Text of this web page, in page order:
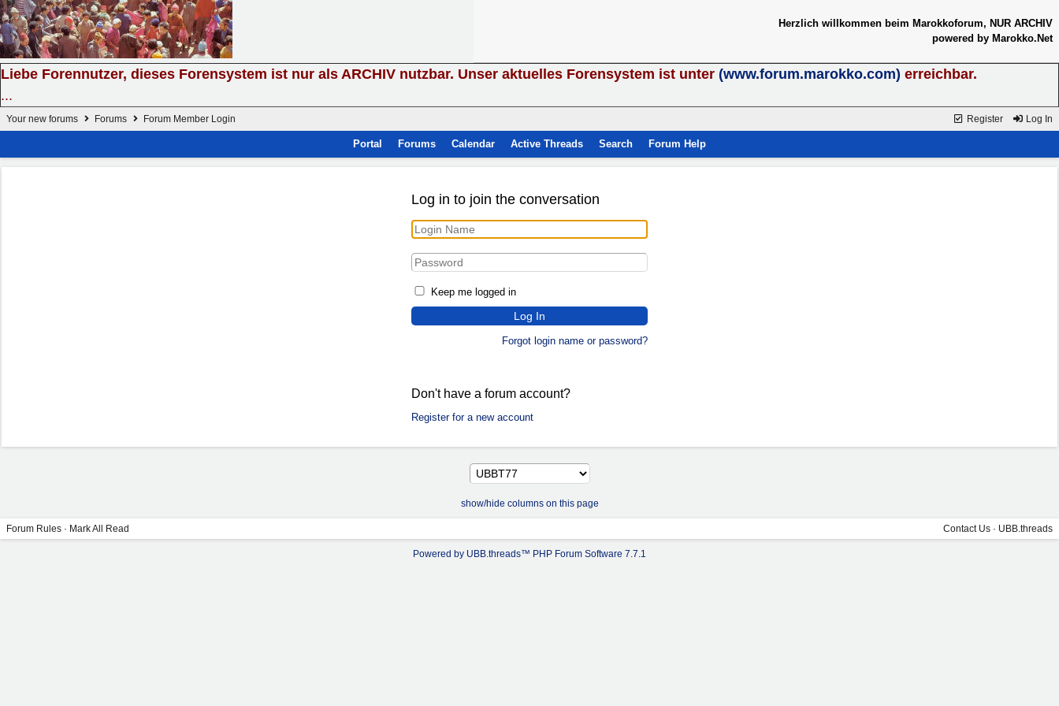
Herzlich willkommen beim Marokkoforum, NUR ARCHIV
powered by Marokko.Net
Liebe Forennutzer, dieses Forensystem ist nur als ARCHIV nutzbar. Unser aktuelles Forensystem ist unter (www.forum.marokko.com) erreichbar.
...
Register Log In
Your new forums Forums Forum Member Login
Portal Forums Calendar Active Threads Search Forum Help
Log in to join the conversation
Keep me logged in
Forgot login name or password?
Don't have a forum account?
Register for a new account
show/hide columns on this page
Forum Rules · Mark All Read Contact Us · UBB.threads
Powered by UBB.threads™ PHP Forum Software 7.7.1